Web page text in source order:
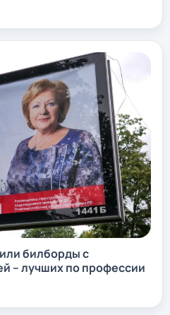
билборды с
– лучших по профессии